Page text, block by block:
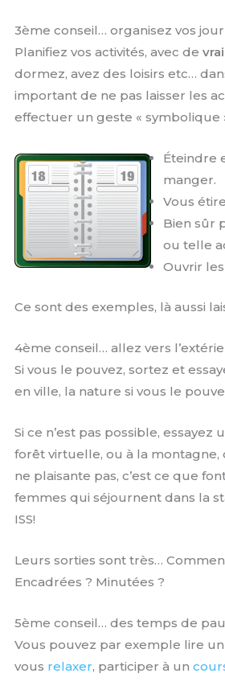
3ème conseil… organisez vos
Planifiez vos activités, avec de
dormez, avez des loisirs etc…
important de ne pas laisser les
effectuer un geste « symbolique
Éteindre
manger.
Vous
Bien sûr
ou telle
Ouvrir
Ce sont des exemples, là aussi
4ème conseil… allez vers
Si vous le pouvez, sortez et
en ville, la nature si vous le
Si ce n’est pas possible, essayez
forêt virtuelle, ou à la montagne,
ne plaisante pas, c’est ce que
femmes qui séjournent dans la
ISS!
Leurs sorties sont très…
Encadrées ? Minutées ?
5ème conseil… des temps de
Vous pouvez par exemple lire
vous relaxer, participer à un